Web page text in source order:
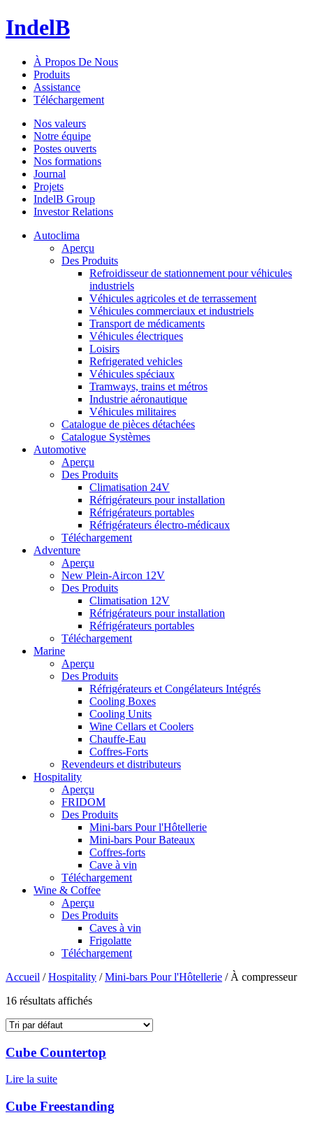
IndelB
À Propos De Nous
Produits
Assistance
Téléchargement
Nos valeurs
Notre équipe
Postes ouverts
Nos formations
Journal
Projets
IndelB Group
Investor Relations
Autoclima
Aperçu
Des Produits
Refroidisseur de stationnement pour véhicules
industriels
Véhicules agricoles et de terrassement
Véhicules commerciaux et industriels
Transport de médicaments
Véhicules électriques
Loisirs
Refrigerated vehicles
Véhicules spéciaux
Tramways, trains et métros
Industrie aéronautique
Véhicules militaires
Catalogue de pièces détachées
Catalogue Systèmes
Automotive
Aperçu
Des Produits
Climatisation 24V
Réfrigérateurs pour installation
Réfrigérateurs portables
Réfrigérateurs électro-médicaux
Téléchargement
Adventure
Aperçu
New Plein-Aircon 12V
Des Produits
Climatisation 12V
Réfrigérateurs pour installation
Réfrigérateurs portables
Téléchargement
Marine
Aperçu
Des Produits
Réfrigérateurs et Congélateurs Intégrés
Cooling Boxes
Cooling Units
Wine Cellars et Coolers
Chauffe-Eau
Coffres-Forts
Revendeurs et distributeurs
Hospitality
Aperçu
FRIDOM
Des Produits
Mini-bars Pour l'Hôtellerie
Mini-bars Pour Bateaux
Coffres-forts
Cave à vin
Téléchargement
Wine & Coffee
Aperçu
Des Produits
Caves à vin
Frigolatte
Téléchargement
Accueil /Hospitality /Mini-bars Pour l'Hôtellerie / À compresseur
16 résultats affichés
Cube Countertop
Lire la suite
Cube Freestanding